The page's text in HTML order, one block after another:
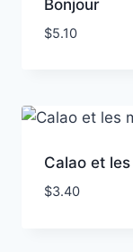
Bonjour
$5.10
Calao et
$3.40